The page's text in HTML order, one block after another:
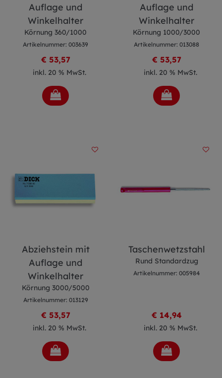
Auflage und
Winkelhalter
Körnung 360/1000
Artikelnummer: 003639
€ 53,57
inkl. 20 % MwSt.
Auflage und
Winkelhalter
Körnung 1000/3000
Artikelnummer: 013088
€ 53,57
inkl. 20 % MwSt.
Abziehstein mit
Auflage und
Winkelhalter
Körnung 3000/5000
Artikelnummer: 013129
€ 53,57
inkl. 20 % MwSt.
Taschenwetzstahl
Rund Standardzug
Artikelnummer: 005984
€ 14,94
inkl. 20 % MwSt.